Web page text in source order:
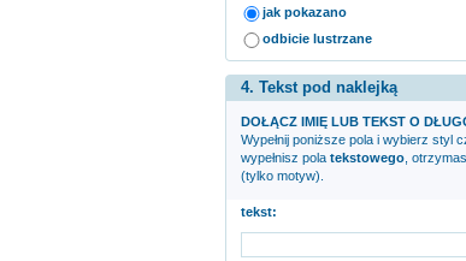
jak pokazano
odbicie lustrzane
4. Tekst pod naklejką
DOŁĄCZ IMIĘ LUB TEKST O
Wypełnij poniższe pola i wybierz styl
wypełnisz pola tekstowego,
(tylko motyw).
tekst: